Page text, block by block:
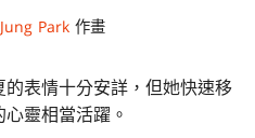
Jung Park作畫
表情十分安詳，但她快速移
靈相當活躍。